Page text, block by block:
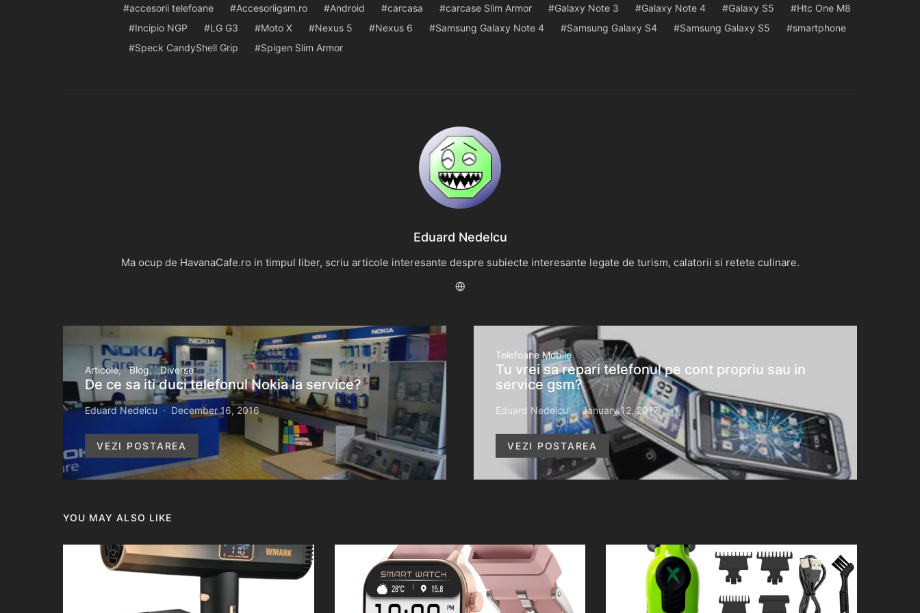
accesorii telefoane Accesoriigsm.ro Android carcasa carcase Slim Armor Galaxy Note 3 Galaxy Note 4 Galaxy S5
Htc One M8
Incipio NGP
LG G3 Moto X Nexus 5 Nexus 6 Samsung Galaxy Note 4 Samsung Galaxy S4 Samsung Galaxy S5
smartphone
Speck CandyShell Grip
Spigen Slim Armor
Eduard Nedelcu
Ma ocup de HavanaCafe.ro in timpul liber, scriu articole interesante despre subiecte interesante legate de turism, calatorii si retete culinare.
Articole Blog Diverse
De ce sa iti duci telefonul Nokia la service?
Eduard Nedelcu December 16, 2016
VEZI POSTAREA
Telefoane Mobile
Tu vrei sa repari telefonul pe cont propriu sau in
service gsm?
Eduard Nedelcu January 12, 2017
VEZI POSTAREA
YOU MAY ALSO LIKE